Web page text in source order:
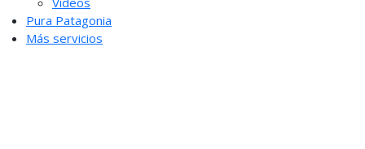
Pura Patagonia
Más servicios